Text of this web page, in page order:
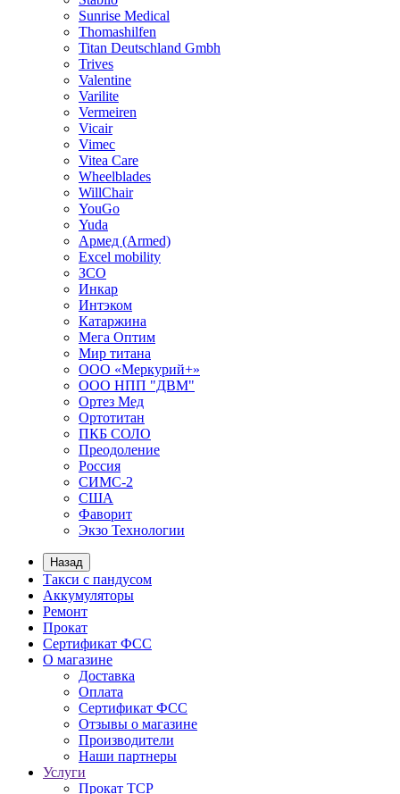
Sunrise Medical
Thomashilfen
Titan Deutschland Gmbh
Trives
Valentine
Varilite
Vermeiren
Vicair
Vimec
Vitea Care
Wheelblades
WillChair
YouGo
Yuda
Армед (Armed)
Еxcel mobility
ЗСО
Инкар
Интэком
Катаржина
Мега Оптим
Мир титана
ООО «Меркурий+»
ООО НПП "ДВМ"
Ортез Мед
Ортотитан
ПКБ СОЛО
Преодоление
Россия
СИМС-2
США
Фаворит
Экзо Технологии
Назад
Такси с пандусом
Аккумуляторы
Ремонт
Прокат
Сертификат ФСС
О магазине
Доставка
Оплата
Сертификат ФСС
Отзывы о магазине
Производители
Наши партнеры
Услуги
Прокат ТСР